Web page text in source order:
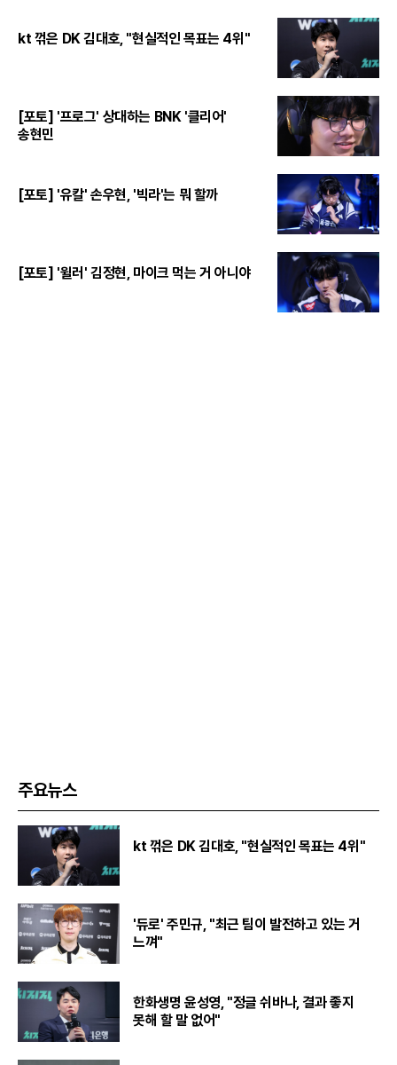
kt 꺾은 DK 김대호, "현실적인 목표는 4위"
[포토] '프로그' 상대하는 BNK '클리어'
송현민
[포토] '유칼' 손우현, '빅라'는 뭐 할까
[포토] '윌러' 김정현, 마이크 먹는 거 아니야
주요뉴스
kt 꺾은 DK 김대호, "현실적인 목표는 4위"
'듀로' 주민규, "최근 팀이 발전하고 있는 거
느껴"
한화생명 윤성영, "정글 쉬바나, 결과 좋지
못해 할 말 없어"